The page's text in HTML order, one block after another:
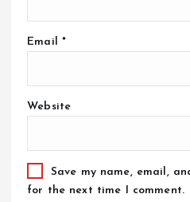
Email *
Website
Save my name, email,
for the next time I comment.